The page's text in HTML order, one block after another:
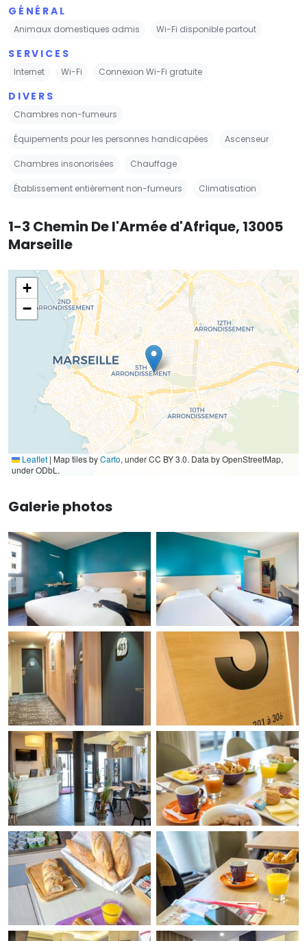
GÉNÉRAL
Animaux domestiques admis Wi-Fi disponible partout
SERVICES
Internet Wi-Fi Connexion Wi-Fi gratuite
DIVERS
Chambres non-fumeurs
Équipements pour les personnes handicapées Ascenseur
Chambres insonorisées Chauffage
Établissement entièrement non-fumeurs Climatisation
1-3 Chemin De l'Armée d'Afrique, 13005
Marseille
+
−
Leaflet | Map tiles byCarto, under CC BY 3.0. Data by OpenStreetMap,
under ODbL.
Galerie photos